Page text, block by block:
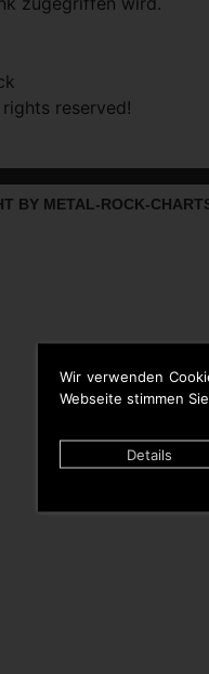
Wir verwenden
Webseite stimmen
Details
reserved!
BY METAL-ROCK-